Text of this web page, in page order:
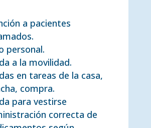
a pacientes
personal.
a la movilidad.
en tareas de la casa,
compra.
para vestirse
correcta de